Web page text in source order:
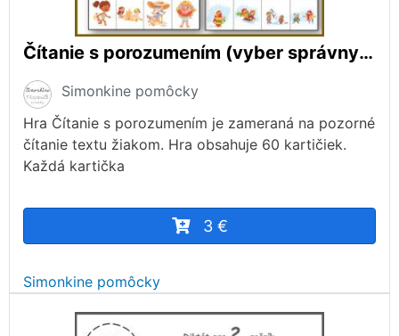
Čítanie s porozumením (vyber správny obrázok)
Simonkine pomôcky
Hra Čítanie s porozumením je zameraná na pozorné
čítanie textu žiakom. Hra obsahuje 60 kartičiek.
Každá kartička
3 €
Simonkine pomôcky